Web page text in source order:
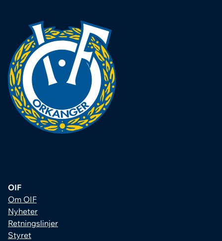
OIF
Om OIF
Nyheter
Retningslinjer
Styret